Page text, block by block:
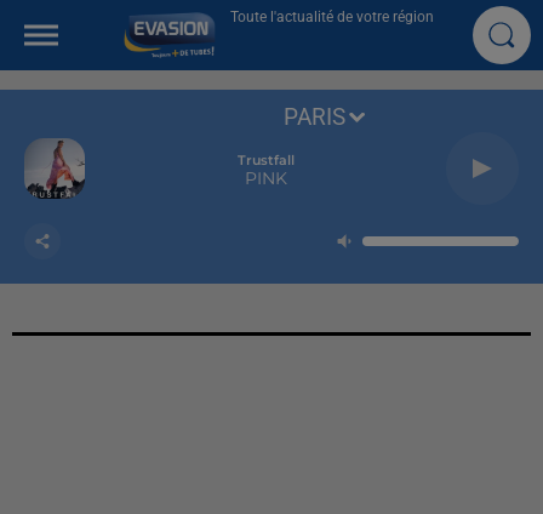
Toute l'actualité de votre région
Trustfall
PINK
PARIS